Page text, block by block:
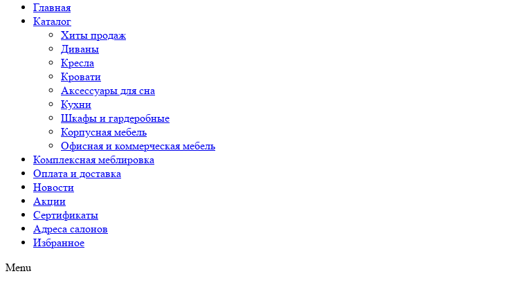
Главная
Каталог
Хиты продаж
Диваны
Кресла
Кровати
Аксессуары для сна
Кухни
Шкафы и гардеробные
Корпусная мебель
Офисная и коммерческая мебель
Комплексная меблировка
Оплата и доставка
Новости
Акции
Сертификаты
Адреса салонов
Избранное
Menu